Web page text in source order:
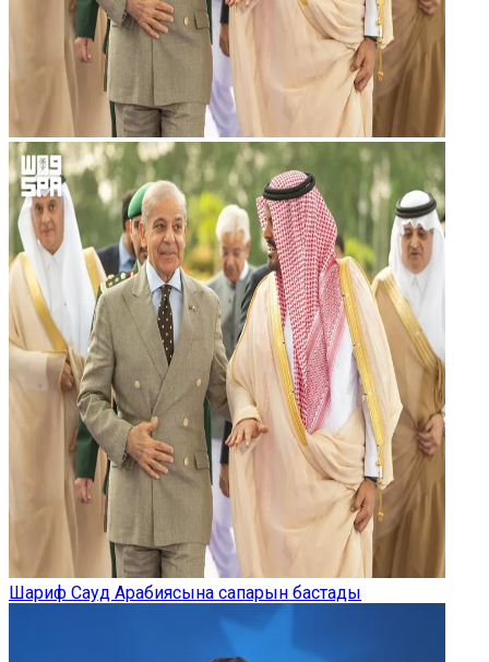
Шариф Сауд Арабиясына сапарын бастады